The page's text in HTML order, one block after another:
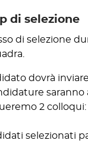
di selezione
di selezione
dovrà
2
selezionati